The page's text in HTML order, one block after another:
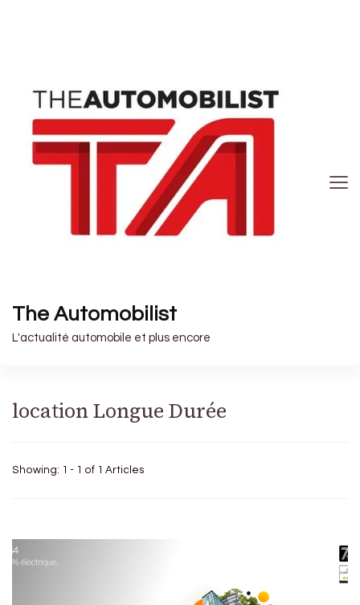
The Automobilist
L'actualité automobile et plus encore
location Longue Durée
Showing: 1 - 1 of 1 Articles